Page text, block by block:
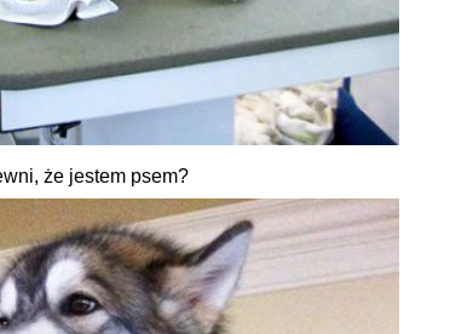
że jestem psem?